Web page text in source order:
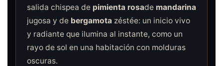
salida chispea de pimienta rosade mandarina
jugosa y de bergamota zéstée: un inicio vivo
y radiante que ilumina al instante, como un
rayo de sol en una habitación con molduras
oscuras.